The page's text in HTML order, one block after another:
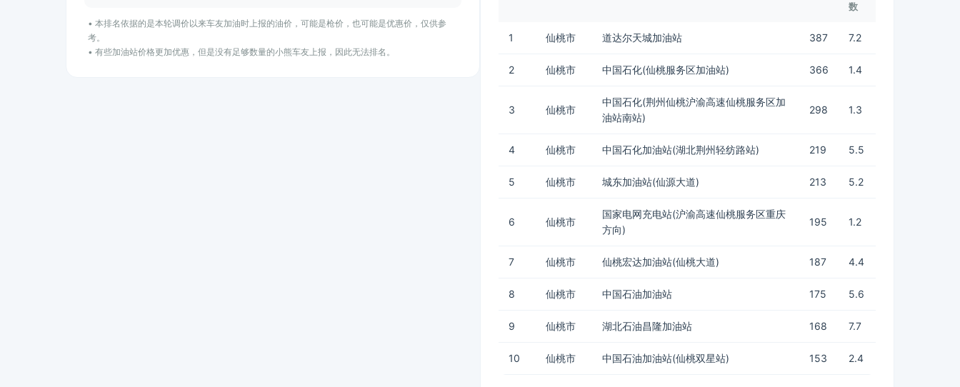
• 本排名依据的是本轮调价以来车友加油时上报的油价，可能是枪价，也可能是优惠价，仅供参
考。
• 有些加油站价格更加优惠，但是没有足够数量的小熊车友上报，因此无法排名。
数
1 仙桃市 道达尔天城加油站 387 7.2
2 仙桃市 中国石化(仙桃服务区加油站) 366 1.4
3 仙桃市
中国石化(荆州仙桃沪渝高速仙桃服务区加
油站南站)
298 1.3
4 仙桃市 中国石化加油站(湖北荆州轻纺路站) 219 5.5
5 仙桃市 城东加油站(仙源大道) 213 5.2
6 仙桃市
国家电网充电站(沪渝高速仙桃服务区重庆
方向)
195 1.2
7 仙桃市 仙桃宏达加油站(仙桃大道) 187 4.4
8 仙桃市 中国石油加油站 175 5.6
9 仙桃市 湖北石油昌隆加油站 168 7.7
10 仙桃市 中国石油加油站(仙桃双星站) 153 2.4